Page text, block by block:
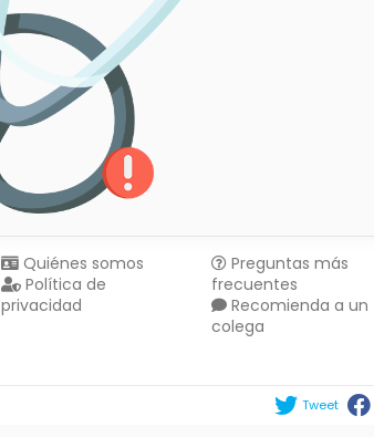
Quiénes somos
Política de
privacidad
Preguntas más
frecuentes
Recomienda a un
colega
Tweet